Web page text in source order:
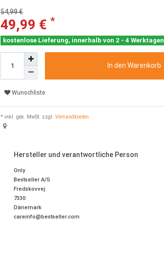
54,99 €
49,99 € *
kostenlose Lieferung, innerhalb von 2 - 4 Werktagen
In den Warenkorb
Wunschliste
* inkl. ges. MwSt. zzgl. Versandkosten
Hersteller und verantwortliche Person
Only
Bestseller A/S
Fredskovvej
7330
Dänemark
careinfo@bestseller.com